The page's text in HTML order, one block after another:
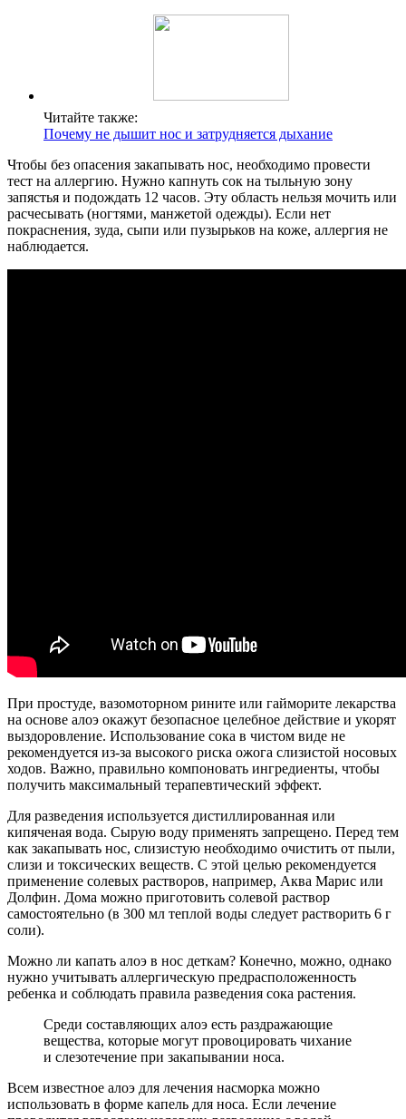
Читайте также:
Почему не дышит нос и затрудняется дыхание
Чтобы без опасения закапывать нос, необходимо провести
тест на аллергию. Нужно капнуть сок на тыльную зону
запястья и подождать 12 часов. Эту область нельзя мочить или
расчесывать (ногтями, манжетой одежды). Если нет
покраснения, зуда, сыпи или пузырьков на коже, аллергия не
наблюдается.
При простуде, вазомоторном рините или гайморите лекарства
на основе алоэ окажут безопасное целебное действие и укорят
выздоровление. Использование сока в чистом виде не
рекомендуется из-за высокого риска ожога слизистой носовых
ходов. Важно, правильно компоновать ингредиенты, чтобы
получить максимальный терапевтический эффект.
Для разведения используется дистиллированная или
кипяченая вода. Сырую воду применять запрещено. Перед тем
как закапывать нос, слизистую необходимо очистить от пыли,
слизи и токсических веществ. С этой целью рекомендуется
применение солевых растворов, например, Аква Марис или
Долфин. Дома можно приготовить солевой раствор
самостоятельно (в 300 мл теплой воды следует растворить 6 г
соли).
Можно ли капать алоэ в нос деткам? Конечно, можно, однако
нужно учитывать аллергическую предрасположенность
ребенка и соблюдать правила разведения сока растения.
Среди составляющих алоэ есть раздражающие
вещества, которые могут провоцировать чихание
и слезотечение при закапывании носа.
Всем известное алоэ для лечения насморка можно
использовать в форме капель для носа. Если лечение